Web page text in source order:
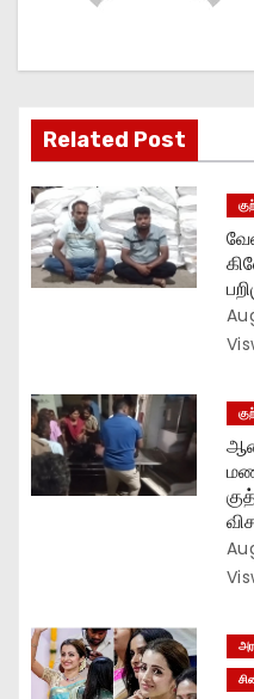
i
g
a
t
i
n
Related Post